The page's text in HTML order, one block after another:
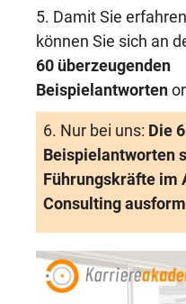
5. Damit Sie
können Sie sich an
60 überzeugenden
Beispielantworten
6. Nur bei uns: Die
Beispielantworten
Führungskräfte im
Consulting